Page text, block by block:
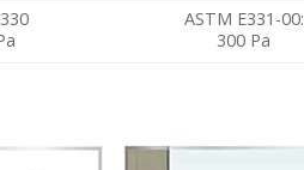
ASTM E331-00:
300 Pa